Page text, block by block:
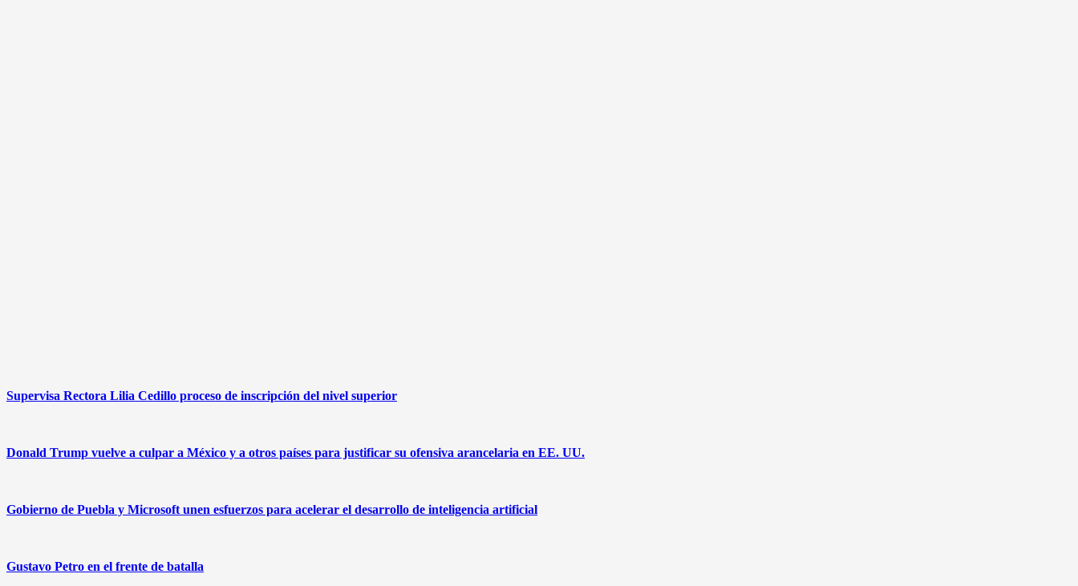
Supervisa Rectora Lilia Cedillo proceso de inscripción del nivel superior
Donald Trump vuelve a culpar a México y a otros países para justificar su ofensiva arancelaria en EE. UU.
Gobierno de Puebla y Microsoft unen esfuerzos para acelerar el desarrollo de inteligencia artificial
Gustavo Petro en el frente de batalla